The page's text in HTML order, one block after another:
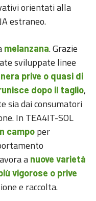
orientati alla
estraneo.
melanzana. Grazie
sviluppate linee
prive o quasi di
dopo il taglio,
sia dai consumatori
In TEA4IT-SOL
campo per
a nuove varietà
vigorose o prive
e raccolta.